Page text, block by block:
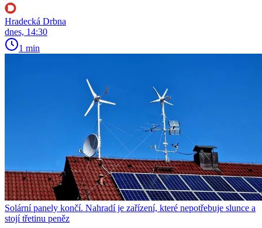
Hradecká Drbna
dnes, 14:30
1 min
Solární panely končí. Nahradí je zařízení, které nepotřebuje slunce a
stojí třetinu peněz